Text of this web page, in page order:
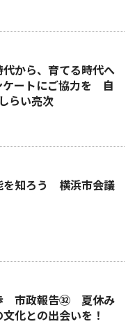
から、育てる時代へ
ートにご協力を 自
らい亮次
知ろう 横浜市会議
市政報告㉜ 夏休み
文化との出会いを！